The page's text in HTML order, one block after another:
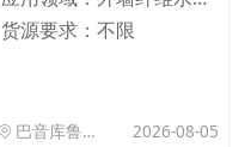
货源要求：不限
巴音库鲁提镇,托帕口岸六号库房 2026-08-05